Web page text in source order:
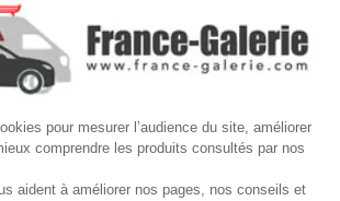
pour mesurer l’audience du site, améliorer
comprendre les produits consultés par nos
aident à améliorer nos pages, nos conseils et

par reCAPTCHA.
D'INFORMATIONS